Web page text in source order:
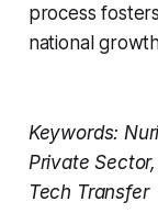
process
national
Keywords:
Private
Tech Transfer